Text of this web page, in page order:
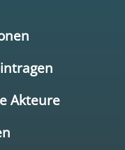
Akteure